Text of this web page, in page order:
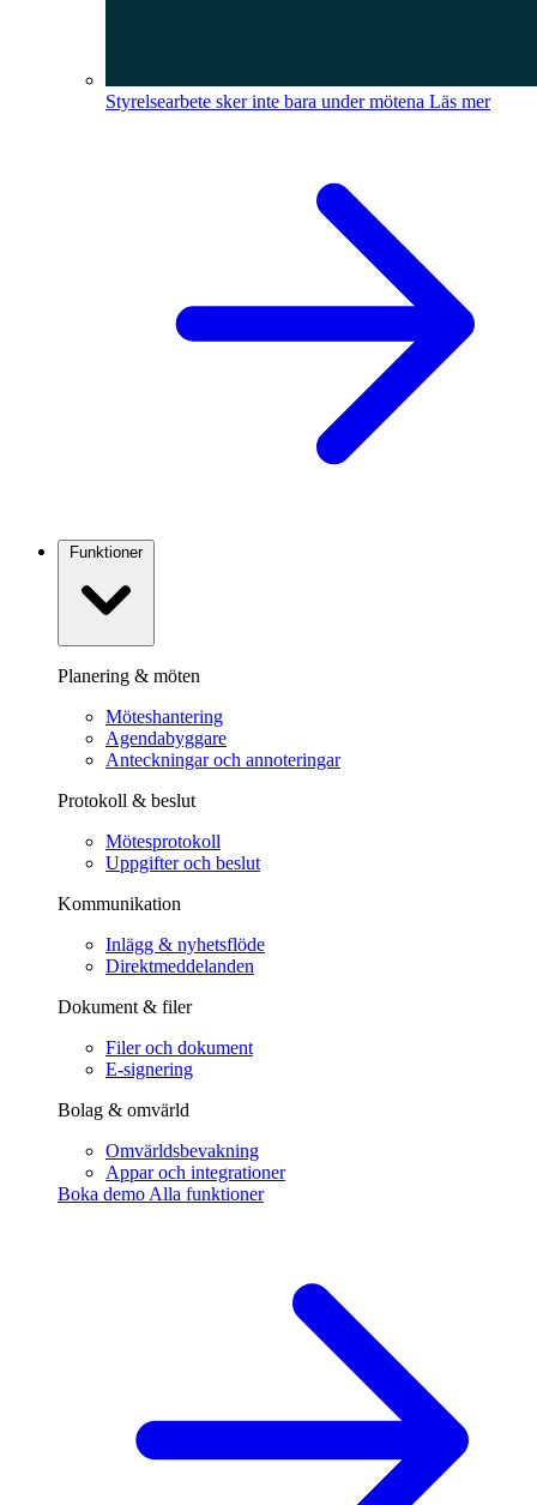
Styrelsearbete sker inte bara under mötena Läs mer
Funktioner
Planering & möten
Möteshantering
Agendabyggare
Anteckningar och annoteringar
Protokoll & beslut
Mötesprotokoll
Uppgifter och beslut
Kommunikation
Inlägg & nyhetsflöde
Direktmeddelanden
Dokument & filer
Filer och dokument
E-signering
Bolag & omvärld
Omvärldsbevakning
Appar och integrationer
Boka demo Alla funktioner